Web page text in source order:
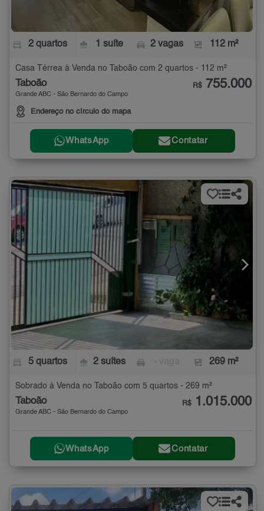
2 quartos 1 suíte 2 vagas 112 m²
Casa Térrea à Venda no Taboão com 2 quartos - 112 m²
Taboão
Grande ABC - São Bernardo do Campo
Endereço no círculo do mapa
R$ 755.000
WhatsApp Contatar
5 quartos 2 suítes 269 m²
Sobrado à Venda no Taboão com 5 quartos - 269 m²
Taboão
Grande ABC - São Bernardo do Campo
R$ 1.015.000
WhatsApp Contatar